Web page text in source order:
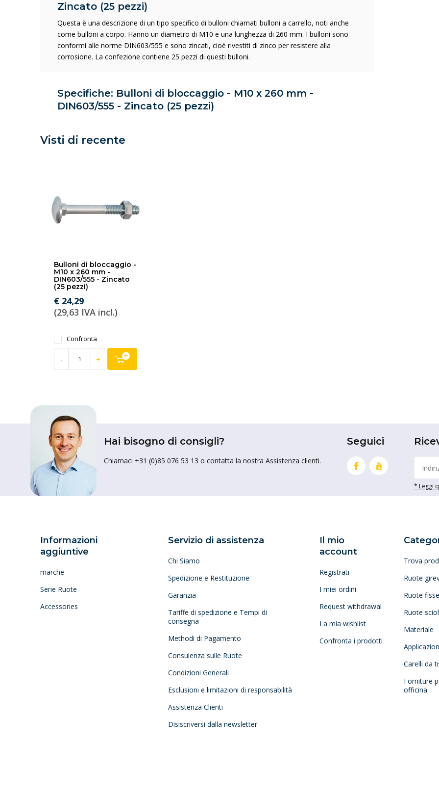
Zincato (25 pezzi)
Questa è una descrizione di un tipo specifico di bulloni chiamati bulloni a carrello, noti anche
come bulloni a corpo. Hanno un diametro di M10 e una lunghezza di 260 mm. I bulloni sono
conformi alle norme DIN603/555 e sono zincati, cioè rivestiti di zinco per resistere alla
corrosione. La confezione contiene 25 pezzi di questi bulloni.
Specifiche: Bulloni di bloccaggio - M10 x 260 mm -
DIN603/555 - Zincato (25 pezzi)
Visti di recente
Bulloni di bloccaggio -
M10 x 260 mm -
DIN603/555 - Zincato
(25 pezzi)
€ 24,29
(29,63 IVA incl.)
Confronta
- +
Hai bisogno di consigli?
Chiamaci +31 (0)85 076 53 13 o contatta la nostra Assistenza clienti.
Seguici
* Leggi
Informazioni
aggiuntive
marche
Serie Ruote
Accessories
Servizio di assistenza
Chi Siamo
Spedizione e Restituzione
Garanzia
Tariffe di spedizione e Tempi di
consegna
Methodi di Pagamento
Consulenza sulle Ruote
Condizioni Generali
Esclusioni e limitazioni di responsabilità
Assistenza Clienti
Disiscriversi dalla newsletter
Il mio
account
Registrati
I miei ordini
Request withdrawal
La mia wishlist
Confronta i prodotti
Trova
Ruote
Ruote fisse
Ruote
Materiale
Carelli da
Forniture
officina